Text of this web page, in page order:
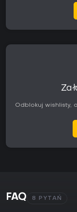
Odblokuj wishlisty,
FAQ 8 PYTAŃ